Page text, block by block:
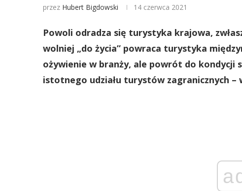
przez Hubert Bigdowski 14 czerwca 2021
Powoli odradza się turystyka krajowa,
wolniej „do życia” powraca turystyka
ożywienie w branży, ale powrót do kondycji
istotnego udziału turystów zagranicznych –